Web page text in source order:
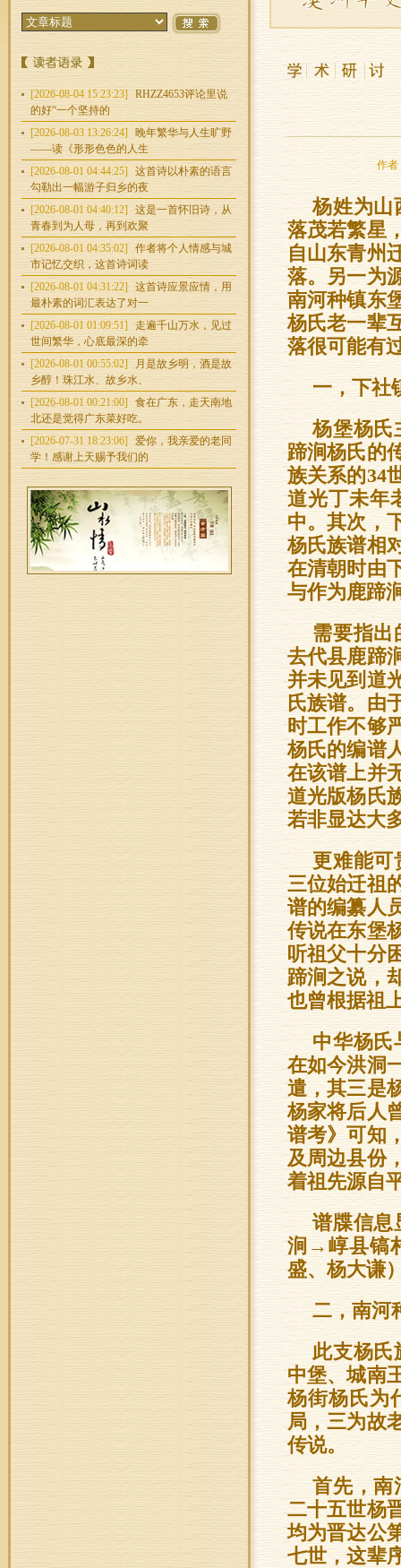
[2026-08-04 15:23:23]
RHZZ4653评论里说
的好“一个坚持的
[2026-08-03 13:26:24]
晚年繁华与人生旷野
——读《形形色色的人生
[2026-08-01 04:44:25]
这首诗以朴素的语言
勾勒出一幅游子归乡的夜
[2026-08-01 04:40:12]
这是一首怀旧诗，从
青春到为人母，再到欢聚
[2026-08-01 04:35:02]
作者将个人情感与城
市记忆交织，这首诗词读
[2026-08-01 04:31:22]
这首诗应景应情，用
最朴素的词汇表达了对一
[2026-08-01 01:09:51]
走遍千山万水，见过
世间繁华，心底最深的牵
[2026-08-01 00:55:02]
月是故乡明，酒是故
乡醇！珠江水、故乡水、
[2026-08-01 00:21:00]
食在广东，走天南地
北还是觉得广东菜好吃。
[2026-07-31 18:23:06]
爱你，我亲爱的老同
学！感谢上天赐予我们的
作者
杨姓为山
落茂若繁星
自山东青州
落。另一为
南河种镇东
杨氏老一辈
落很可能有
一，下社
杨堡杨氏
蹄涧杨氏的
族关系的34
道光丁未年
中。其次，
杨氏族谱相
在清朝时由
与作为鹿蹄
需要指出
去代县鹿蹄
并未见到道
氏族谱。由
时工作不够
杨氏的编谱
在该谱上并
道光版杨氏
若非显达大
更难能可
三位始迁祖
谱的编纂人
传说在东堡
听祖父十分
蹄涧之说，
也曾根据祖
中华杨氏
在如今洪洞
遣，其三是
杨家将后人
谱考》可知
及周边县份
着祖先源自
谱牒信息
涧→崞县镐
盛、杨大谦
二，南河
此支杨氏
中堡、城南
杨街杨氏为
局，三为故
传说。
首先，南
二十五世杨
均为晋达公
七世，这辈